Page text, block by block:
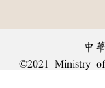
中
©2021 Ministry